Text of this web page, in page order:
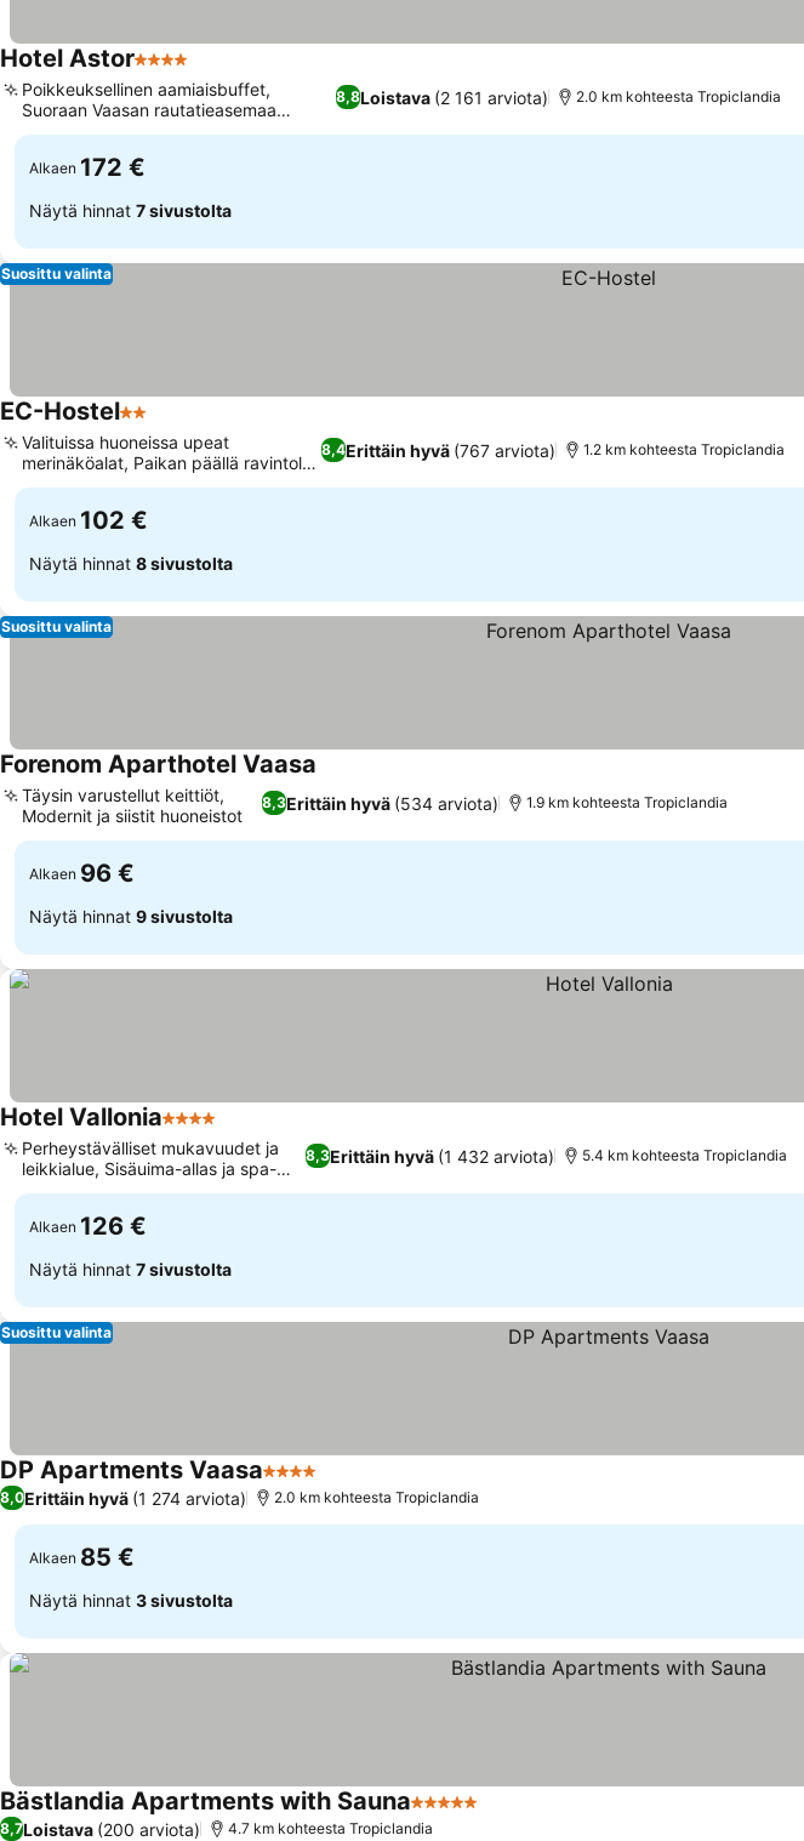
Hotel Astor4 Tähtiluokitus
8,8Loistava (2 161 arviota)
Poikkeuksellinen aamiaisbuffet,
Suoraan Vaasan rautatieasemaa
vastapäätä
2.0 km kohteesta Tropiclandia
Alkaen 172 €
Näytä hinnat 7 sivustolta
Suosittu valinta
EC-Hostel2 Tähtiluokitus
8,4Erittäin hyvä (767 arviota)
Valituissa huoneissa upeat
merinäköalat, Paikan päällä ravintola
ja kahvila
1.2 km kohteesta Tropiclandia
Alkaen 102 €
Näytä hinnat 8 sivustolta
Suosittu valinta
Forenom Aparthotel Vaasa
8,3Erittäin hyvä (534 arviota)
Täysin varustellut keittiöt,
Modernit ja siistit huoneistot
1.9 km kohteesta Tropiclandia
Alkaen 96 €
Näytä hinnat 9 sivustolta
Hotel Vallonia4 Tähtiluokitus
8,3Erittäin hyvä (1 432 arviota)
Perheystävälliset mukavuudet ja
leikkialue, Sisäuima-allas ja spa-
alue
5.4 km kohteesta Tropiclandia
Alkaen 126 €
Näytä hinnat 7 sivustolta
Suosittu valinta
DP Apartments Vaasa4 Tähtiluokitus
8,0Erittäin hyvä (1 274 arviota) 2.0 km kohteesta Tropiclandia
Alkaen 85 €
Näytä hinnat 3 sivustolta
Bästlandia Apartments with Sauna5 Tähtiluokitus
8,7Loistava (200 arviota) 4.7 km kohteesta Tropiclandia